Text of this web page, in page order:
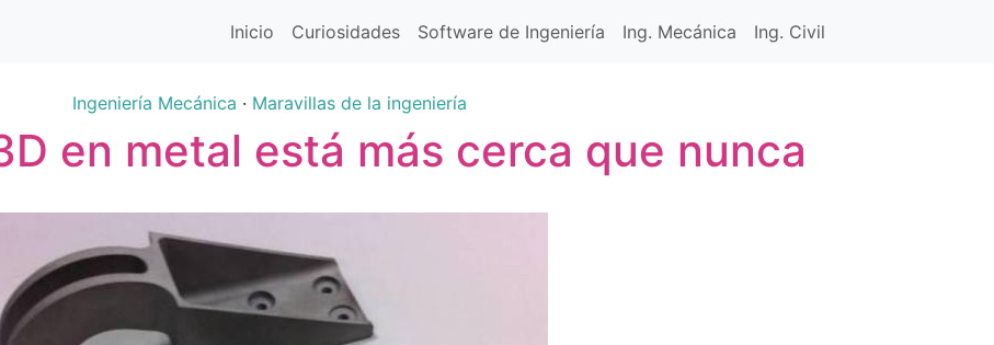
Inicio Curiosidades Software de Ingeniería Ing. Mecánica Ing. Civil
Ingeniería Mecánica · Maravillas de la ingeniería
en metal está más cerca que nunca